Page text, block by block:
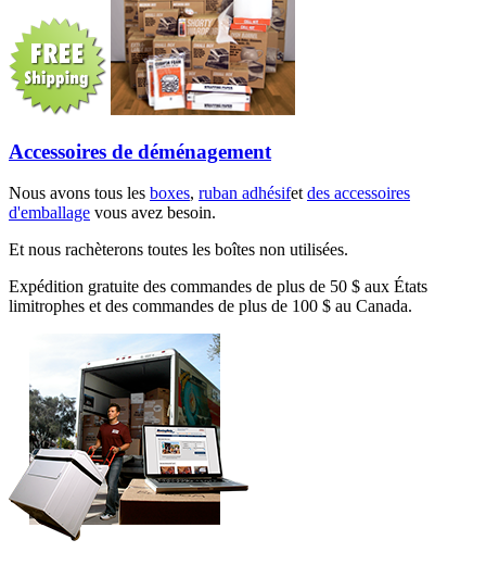
Accessoires de déménagement
Nous avons tous les boxes, ruban adhésifetdes accessoires
d'emballage vous avez besoin.
Et nous rachèterons toutes les boîtes non utilisées.
Expédition gratuite des commandes de plus de 50 $ aux États
limitrophes et des commandes de plus de 100 $ au Canada.